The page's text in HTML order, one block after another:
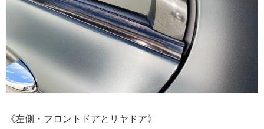
《左側・フロントドアとリヤドア》